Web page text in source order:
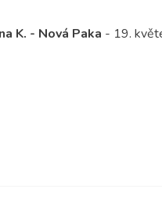
Když vám řeknu, že mi na
vlasů, sama jsem tomu
na vlasy BioPoint, to byla